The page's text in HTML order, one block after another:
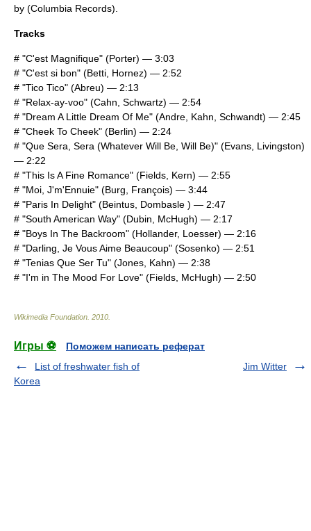
by (Columbia Records).
Tracks
# "C'est Magnifique" (Porter) — 3:03
# "C'est si bon" (Betti, Hornez) — 2:52
# "Tico Tico" (Abreu) — 2:13
# "Relax-ay-voo" (Cahn, Schwartz) — 2:54
# "Dream A Little Dream Of Me" (Andre, Kahn, Schwandt) — 2:45
# "Cheek To Cheek" (Berlin) — 2:24
# "Que Sera, Sera (Whatever Will Be, Will Be)" (Evans, Livingston)
— 2:22
# "This Is A Fine Romance" (Fields, Kern) — 2:55
# "Moi, J'm'Ennuie" (Burg, François) — 3:44
# "Paris In Delight" (Beintus, Dombasle ) — 2:47
# "South American Way" (Dubin, McHugh) — 2:17
# "Boys In The Backroom" (Hollander, Loesser) — 2:16
# "Darling, Je Vous Aime Beaucoup" (Sosenko) — 2:51
# "Tenias Que Ser Tu" (Jones, Kahn) — 2:38
# "I'm in The Mood For Love" (Fields, McHugh) — 2:50
Wikimedia Foundation 2010
Игры ⚽
Поможем написать реферат
List of freshwater fish of
Korea
Jim Witter